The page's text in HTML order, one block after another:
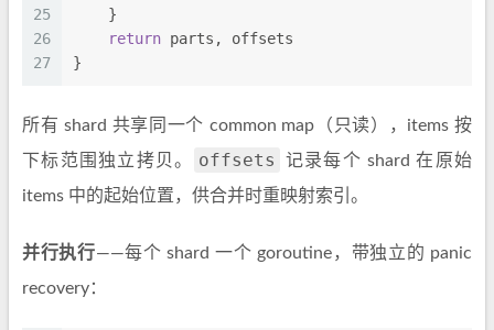
25
26
27
    }
return parts, offsets
}
所有 shard 共享同一个 common map（只读），items 按
下标范围独立拷贝。
offsets
记录每个 shard 在原始
items 中的起始位置，供合并时重映射索引。
并行执行——每个 shard 一个 goroutine，带独立的 panic
recovery：